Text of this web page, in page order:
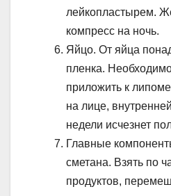
лейкопластырем.
компресс на ночь.
Яйцо. От яйца
пленка.
приложить к
на лице,
недели исчезнет
Главные
сметана. Взять по
продуктов,